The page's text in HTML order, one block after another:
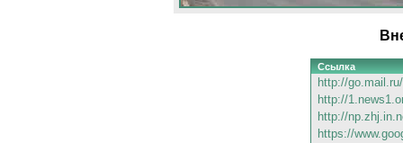
Ссылка
http://
http://
http://
https://